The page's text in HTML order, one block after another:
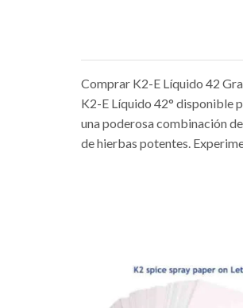
Comprar K2-E Líquido 42
K2-E Líquido 42° disponible
una poderosa combinación
de hierbas potentes.